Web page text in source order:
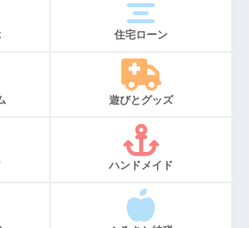
住宅ローン
遊びとグッズ
ハンドメイド